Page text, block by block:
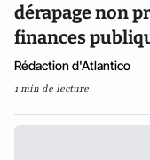
dérapage non
finances
Rédaction d'Atlantico
1 min de lecture